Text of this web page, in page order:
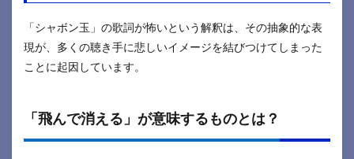
「シャボン玉」の歌詞が怖いという解釈は、その抽象的な表
現が、多くの聴き手に悲しいイメージを結びつけてしまった
ことに起因しています。
「飛んで消える」が意味するものとは？